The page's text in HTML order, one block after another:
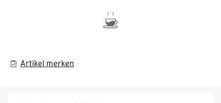
Artikel merken